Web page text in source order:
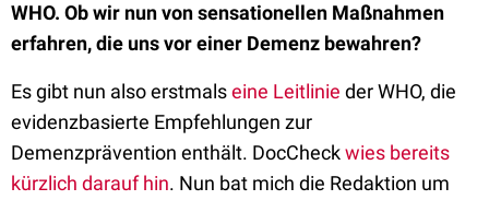
WHO. Ob wir nun von sensationellen Maßnahmen
erfahren, die uns vor einer Demenz bewahren?
Es gibt nun also erstmalseine Leitlinie der WHO, die
evidenzbasierte Empfehlungen zur
Demenzprävention enthält. DocCheckwies bereits
kürzlich darauf hin. Nun bat mich die Redaktion um